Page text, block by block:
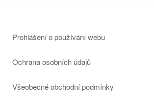
Prohlášení o používání webu
Ochrana osobních údajů
Všeobecné obchodní podmínky